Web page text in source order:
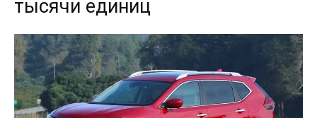
тысячи единиц